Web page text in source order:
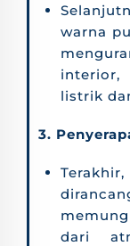
warna
interior,
listrik
3.
dari